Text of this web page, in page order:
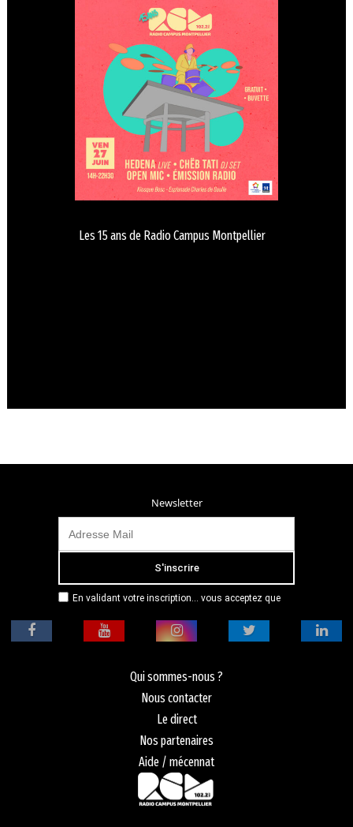
Les 15 ans de Radio Campus Montpellier
Newsletter
En validant votre inscription... vous acceptez que
adresse email dans le but de vous envoyer
mensuellement sa lettre d’informations. Pour plus
politique de confidentialité.
Qui sommes-nous ?
Nous contacter
Le direct
Nos partenaires
Aide / mécennat